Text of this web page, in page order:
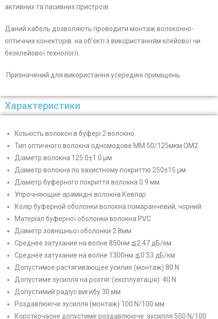
активних та пасивних пристроїв.
Даний кабель дозволяють проводити монтаж волоконно-
оптичних конекторів. на об’єкті з використанням клейової чи
безклейової технології.
Призначений для використання усередині приміщень.
Характеристики
Кількість волокон в буфері 2 волокно
Тип оптичного волокна одномодове MM 50/125мкм OM2
Діаметр волокна 125.0±1.0 µм
Діаметр волокна по захистному покриттю 250±15 µм
Діаметр буферного покриття волокна 0.9 мм
Упрочняющие арамидні волокна Кевлар
Колір буферной оболонки волокна помаранчевий, чорний
Матеріал буферної оболонки волокна PVC
Діаметр зовнішньої оболонки 2.8мм
Среднее затухание на волне 850нм ≦2.47 дБ/км
Среднее затухание на волне 1300нм ≦0.53 дБ/км
Допустимое растягивающее усилие (монтаж) 80 N
Допустиме зусилля на розтяг(експлуатація) 40 N
Допустимий радіус вигибу 30 мм
Роздавлююче зусилля (монтаж) 100 N/100 мм
Короткочасне допустиме роздавлююче зусилля 500 N/100